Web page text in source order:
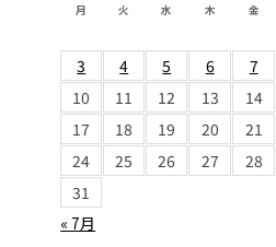
月 火 水 木 金
« 7月
3
4 5 6 7
10
11 12 13 14
17
18 19 20 21
24
25 26 27 28
31